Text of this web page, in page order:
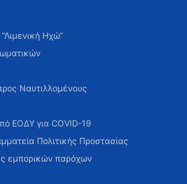
Ηχώ”
Ναυτιλλομένους
ΕΟΔΥ για COVID-19
Πολιτικής Προστασίας
εμπορικών παρόχων